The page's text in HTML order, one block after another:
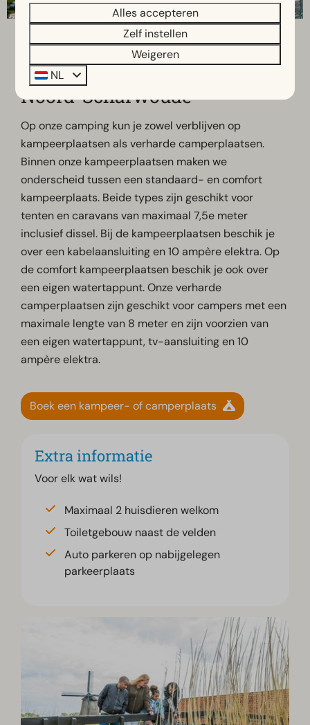
Alles over onze camping in
Noord-Scharwoude
Op onze camping kun je zowel verblijven op
kampeerplaatsen als verharde camperplaatsen.
Binnen onze kampeerplaatsen maken we
onderscheid tussen een standaard- en comfort
kampeerplaats. Beide types zijn geschikt voor
tenten en caravans van maximaal 7,5e meter
inclusief dissel. Bij de kampeerplaatsen beschik je
over een kabelaansluiting en 10 ampère elektra. Op
de comfort kampeerplaatsen beschik je ook over
een eigen watertappunt. Onze verharde
camperplaatsen zijn geschikt voor campers met een
maximale lengte van 8 meter en zijn voorzien van
een eigen watertappunt, tv-aansluiting en 10
ampère elektra.
Boek een kampeer- of camperplaats
Extra informatie
Voor elk wat wils!
Maximaal 2 huisdieren welkom
Toiletgebouw naast de velden
Auto parkeren op nabijgelegen
parkeerplaats
Alles accepteren
Zelf instellen
Weigeren
NL